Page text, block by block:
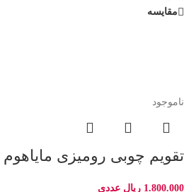
مقایسه
ناموجود
تقویم چوبی رومیزی مایاهوم
1.800.000 ریال عددی